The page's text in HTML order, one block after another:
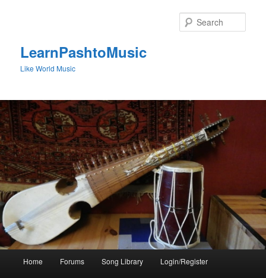
LearnPashtoMusic
Like World Music
Home Forums Song Library Login/Register